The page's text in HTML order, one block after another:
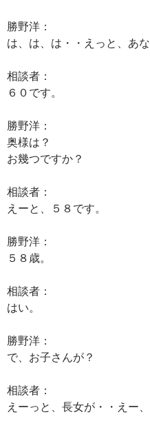
勝野洋：
は、は、は・・えっと、あ
相談者：
６０です。
勝野洋：
奥様は？
お幾つですか？
相談者：
えーと、５８です。
勝野洋：
５８歳。
相談者：
はい。
勝野洋：
で、お子さんが？
相談者：
えーっと、長女が・・えー、